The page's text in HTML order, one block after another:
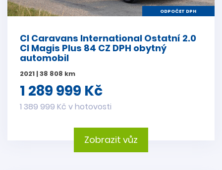
ODPOČET DPH
CI Caravans International Ostatní 2.0
CI Magis Plus 84 CZ DPH obytný
automobil
2021 | 38 808 km
1 289 999 Kč
1 389 999 Kč v hotovosti
Zobrazit vůz